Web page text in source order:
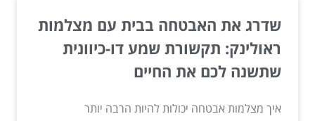
שדרג את האבטחה בבית עם מצלמות
ראולינק: תקשורת שמע דו-כיוונית
שתשנה לכם את החיים
איך מצלמות אבטחה יכולות להיות הרבה יותר